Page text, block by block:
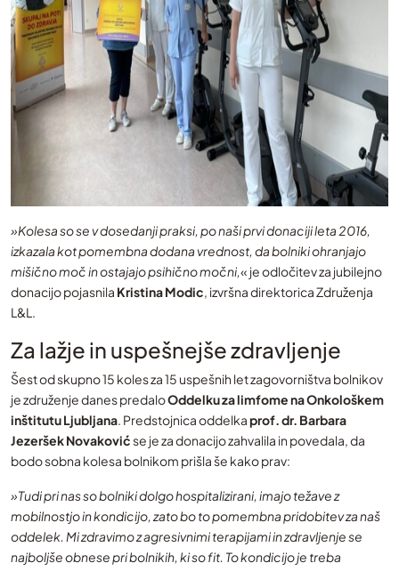
»Kolesa so se v dosedanji praksi, po naši prvi donaciji leta 2016,
izkazala kot pomembna dodana vrednost, da bolniki ohranjajo
mišično moč in ostajajo psihično močni,« je odločitev za jubilejno
donacijo pojasnila Kristina Modic, izvršna direktorica Združenja
L&L.
Za lažje in uspešnejše zdravljenje
Šest od skupno 15 koles za 15 uspešnih let zagovorništva bolnikov
je združenje danes predaloOddelku za limfome na Onkološkem
inštitutu Ljubljana. Predstojnica oddelkaprof. dr. Barbara
Jezeršek Novakovićse je za donacijo zahvalila in povedala, da
bodo sobna kolesa bolnikom prišla še kako prav:
»Tudi pri nas so bolniki dolgo hospitalizirani, imajo težave z
mobilnostjo in kondicijo, zato bo to pomembna pridobitev za naš
oddelek. Mi zdravimo z agresivnimi terapijami in zdravljenje se
najboljše obnese pri bolnikih, ki so fit. To kondicijo je treba